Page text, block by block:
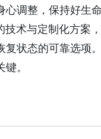
调整，保持好生
术与定制化方案
状态的可靠选项
。